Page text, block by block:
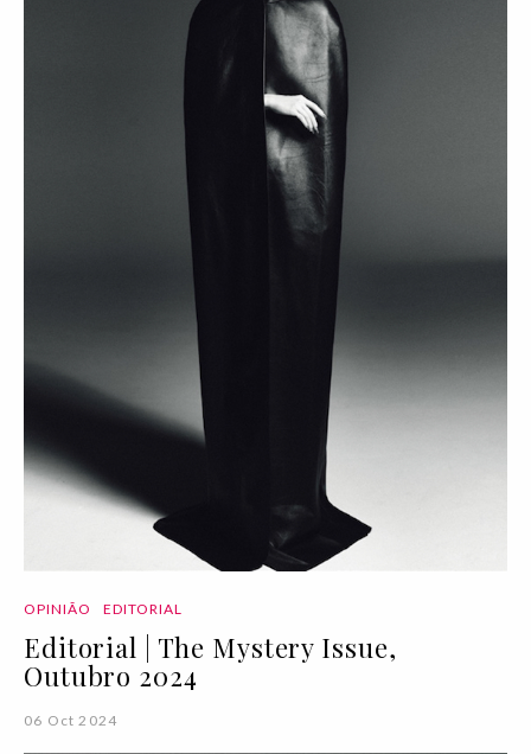
OPINIÃO EDITORIAL
Editorial | The Mystery Issue,
Outubro 2024
06 Oct 2024